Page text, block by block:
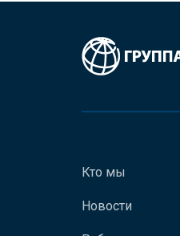
Кто мы
Новости